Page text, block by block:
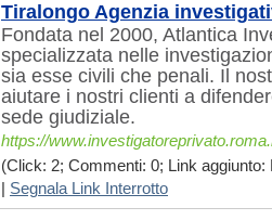
Tiralongo Agenzia
Fondata nel 2000, Atlantica
specializzata nelle
sia esse civili che penali. Il
aiutare i nostri clienti a
sede giudiziale.
https://
(Click: 2; Commenti: 0; Link aggiunto:
Segnala Link Interrotto